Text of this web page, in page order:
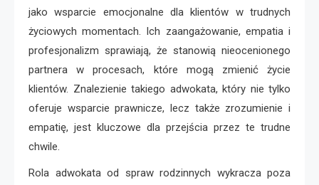
jako wsparcie emocjonalne dla klientów w trudnych
życiowych momentach. Ich zaangażowanie, empatia i
profesjonalizm sprawiają, że stanowią nieocenionego
partnera w procesach, które mogą zmienić życie
klientów. Znalezienie takiego adwokata, który nie tylko
oferuje wsparcie prawnicze, lecz także zrozumienie i
empatię, jest kluczowe dla przejścia przez te trudne
chwile.
Rola adwokata od spraw rodzinnych wykracza poza